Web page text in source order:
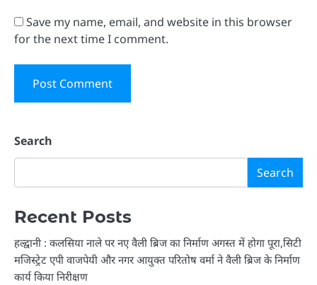
Save my name, email, and website in this browser
for the next time I comment.
Search
Search
Recent Posts
हल्द्वानी : कलसिया नाले पर नए वैली ब्रिज का निर्माण अगस्त में होगा पूरा,सिटी
मजिस्ट्रेट एपी वाजपेयी और नगर आयुक्त परितोष वर्मा ने वैली ब्रिज के निर्माण
कार्य किया निरीक्षण